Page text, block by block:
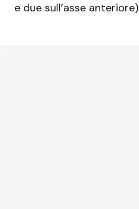
e due sull’asse anteriore)